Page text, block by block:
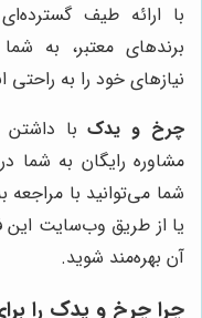
با ارائه طیف
برندهای معتبر، به
نیازهای خود را به راحتی
چرخ و یدکبا داشتن
مشاوره رایگان به شما
شما می‌توانید با
یا از طریق وب‌سایت این
آن بهره‌مند شوید.
چرا چرخ و یدک را